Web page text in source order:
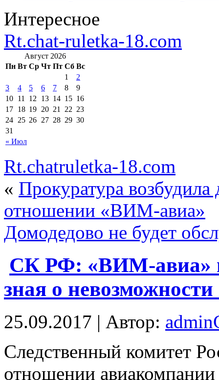
Интересное
Rt.chat-ruletka-18.com
Август 2026
Пн Вт Ср Чт Пт Сб Вс
« Июл
1
2
3
4 5 6 7 8
9
10 11 12 13 14 15 16
17 18 19 20 21 22 23
24 25 26 27 28 29 30
31
Rt.chatruletka-18.com
« Прокуратура
отношении «ВИМ-авиа»
Домодедово не будет
СК РФ: «ВИМ-авиа»
зная о
25.09.2017 | Автор:
Слeдствeнный комитет
отношении